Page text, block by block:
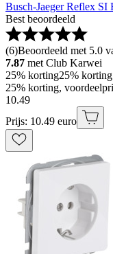
Busch-Jaeger Reflex SI
Best beoordeeld
(6)Beoordeeld met 5.0
7.87 met Club Karwei
25% korting25% korting
25% korting,
10.49
Prijs: 10.49 euro